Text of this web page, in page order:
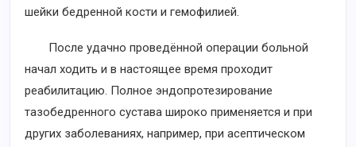
шейки бедренной кости и гемофилией.
После удачно проведённой операции больной
начал ходить и в настоящее время проходит
реабилитацию. Полное эндопротезирование
тазобедренного сустава широко применяется и при
других заболеваниях, например, при асептическом